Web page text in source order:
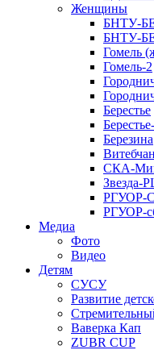
Женщины
БНТУ-
БНТУ-
Гомель
Гомель-2
Берестье
Березина
СКА-
Звезда-
РГУОР-
РГУОР-
Медиа
Фото
Видео
Детям
СУСУ
Развитие
Ваверка Кап
ZUBR CUP